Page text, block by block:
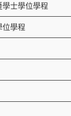
士學位學程
位學程